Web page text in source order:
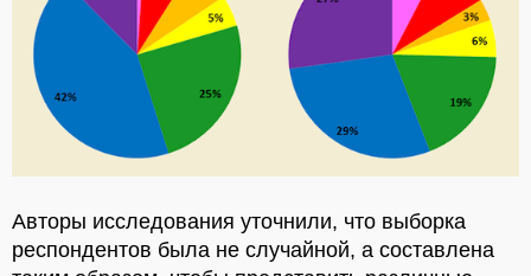
Авторы исследования уточнили, что выборка
респондентов была не случайной, а составлена